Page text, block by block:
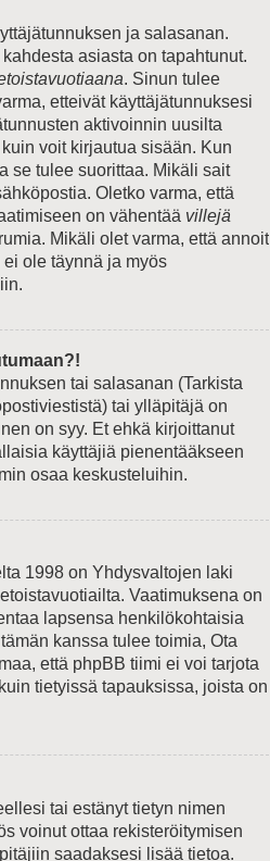
ja salasanan.
asiasta on tapahtunut.
. Sinun tulee
etteivät käyttäjätunnuksesi
aktivoinnin uusilta
voit kirjautua sisään. Kun
se tulee suorittaa. Mikäli sait
Oletko varma, että
on vähentää villejä
Mikäli olet varma, että annoit
ole täynnä ja myös
tai salasanan (Tarkista
tai ylläpitäjä on
on syy. Et ehkä kirjoittanut
käyttäjiä pienentääkseen
osaa keskusteluihin.
1998 on Yhdysvaltojen laki
Vaatimuksena on
lapsensa henkilökohtaisia
kanssa tulee toimia, Ota
että phpBB tiimi ei voi tarjota
tietyissä tapauksissa, joista on
tai estänyt tietyn nimen
voinut ottaa rekisteröitymisen
saadaksesi lisää tietoa.